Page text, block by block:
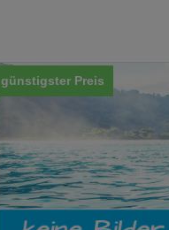
günstigster Preis